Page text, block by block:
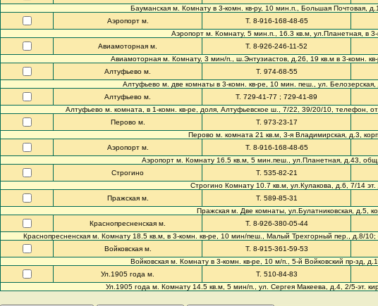
Бауманская м. Комнату в 3-комн. кв-ру, 10 мин.п., Большая Почтовая,
Аэропорт м.
Т. 8-916-168-48-65
Аэропорт м. Комнату, 5 мин.п., 16.3 кв.м, ул.Планетная, в
Авиамоторная м.
Т. 8-926-246-11-52
Авиамоторная м. Комнату, 3 мин/п., ш.Энтузиастов, д.26, 19 кв.м в 3-комн.
Алтуфьево м.
Т. 974-68-55
Алтуфьево м. две комнаты в 3-комн. кв-ре, 10 мин. пеш., ул.
Алтуфьево м.
Т. 729-41-77 ; 729-41-89
Алтуфьево м. комната, в 1-комн. кв-ре, доля, Алтуфьевское ш., 7/22, 39/20/10, телефон,
Перово м.
Т. 973-23-17
Перово м. комната 21 кв.м, 3-я Владимирская, д.3,
Аэропорт м.
Т. 8-916-168-48-65
Аэропорт м. Комнату 16.5 кв.м, 5 мин.пеш., ул.Планетная, д.43,
Строгино
Т. 535-82-21
Строгино Комнату 10.7 кв.м, ул.Кулакова, д.6, 7/14
Пражская м.
Т. 589-85-31
Пражская м. Две комнаты, ул.Булатниковская, д.5,
Краснопресненская м.
Т. 8-926-380-05-44
Краснопресненская м. Комнату 18.5 кв.м, в 3-комн. кв-ре, 10 мин/пеш., Малый Трехгорный пер., д.8/
Войковская м.
Т. 8-915-361-59-53
Войковская м. Комнату в 3-комн. кв-ре, 10 м/п., 5-й Войковский пр-зд,
Ул.1905 года м.
Т. 510-84-83
Ул.1905 года м. Комнату 14.5 кв.м, 5 мин/п., ул. Сергея Макеева, д.4, 2/5-эт.